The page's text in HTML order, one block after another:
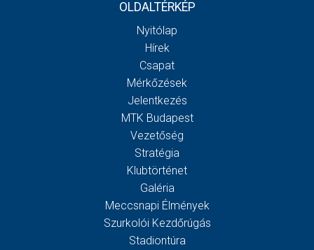
OLDALTÉRKÉP
Nyitólap
Hírek
Csapat
Mérkőzések
Jelentkezés
MTK Budapest
Vezetőség
Stratégia
Klubtörténet
Galéria
Meccsnapi Élmények
Szurkolói Kezdőrúgás
Stadiontúra